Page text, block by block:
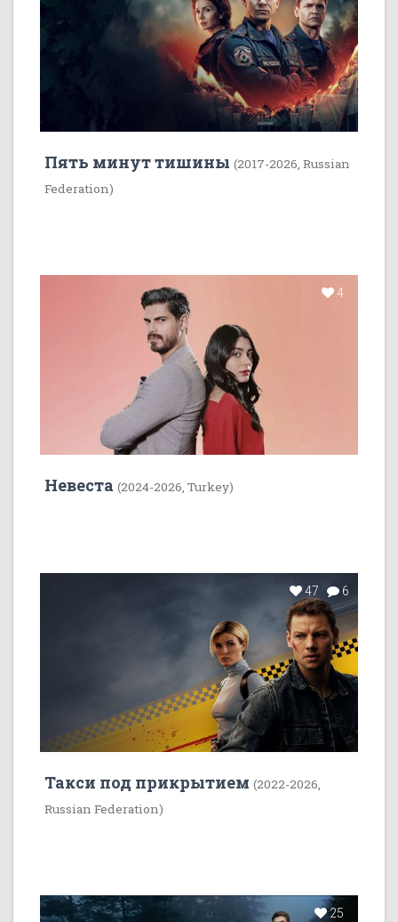
Пять минут тишины (2017-2026, Russian
Federation)
4
Невеста (2024-2026, Turkey)
47 6
Такси под прикрытием (2022-2026,
Russian Federation)
25